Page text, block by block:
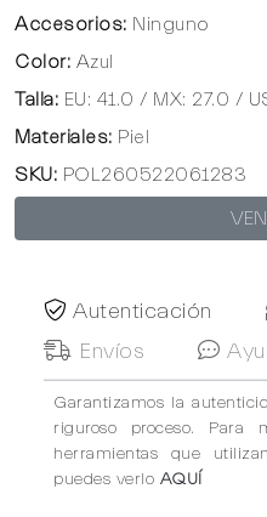
Accesorios: Ninguno
Color: Azul
Talla: EU: 41.0 / MX: 27.0 /
Materiales: Piel
SKU: POL260522061283
Autenticación
Envíos
Garantizamos la
riguroso proceso. Para
herramientas que
puedes verlo AQUÍ